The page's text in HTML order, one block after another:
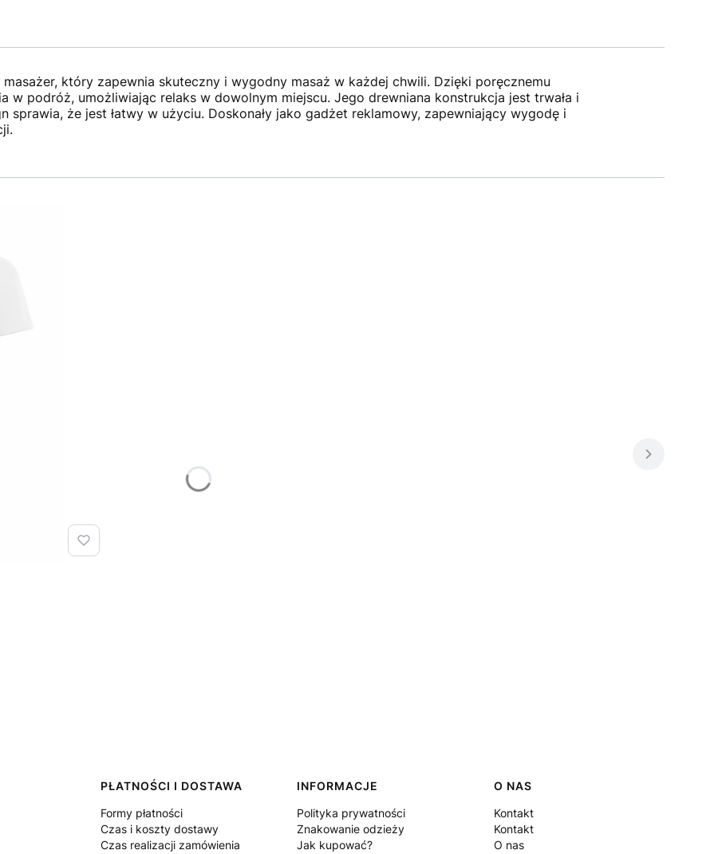
który zapewnia skuteczny i wygodny masaż w każdej chwili. Dzięki poręcznemu
w podróż, umożliwiając relaks w dowolnym miejscu. Jego drewniana konstrukcja jest trwała i
sprawia, że jest łatwy w użyciu. Doskonały jako gadżet reklamowy, zapewniający wygodę i
PŁATNOŚCI I DOSTAWA
Formy płatności
Czas i koszty dostawy
Czas realizacji zamówienia
INFORMACJE
Polityka prywatności
Znakowanie odzieży
Jak kupować?
O NAS
Kontakt
Kontakt
O nas